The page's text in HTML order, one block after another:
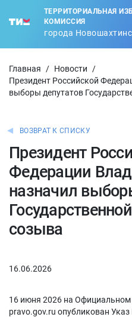
ТЕРРИТОРИАЛЬНАЯ
КОМИССИЯ
города
Главная / Новости
/
Президент Российской
выборы депутатов
ВОЗВРАТ К СПИСКУ
Президент
Федерации
назначил
созыва
16.06.2026
16 июня 2026 на
pravo.gov.ru опубликован